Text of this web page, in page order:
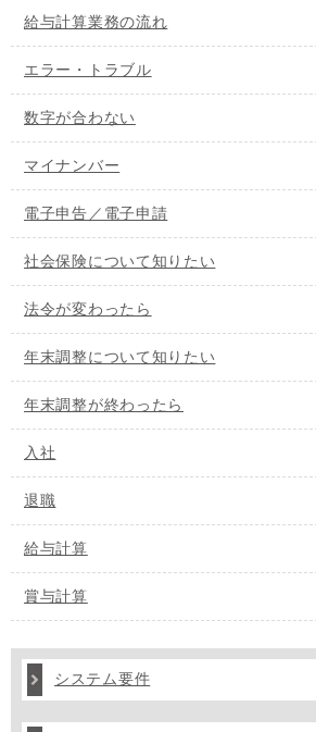
給与計算業務の流れ
エラー・トラブル
数字が合わない
マイナンバー
電子申告／電子申請
社会保険について知りたい
法令が変わったら
年末調整について知りたい
年末調整が終わったら
入社
退職
給与計算
賞与計算
システム要件